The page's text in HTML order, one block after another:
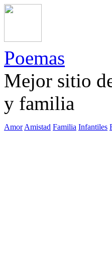
Poemas
Mejor sitio
y familia
Amor Amistad Familia Infantiles